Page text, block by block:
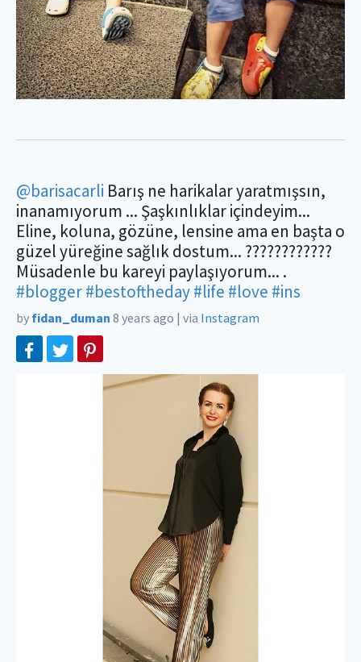
@barisacarli Barış ne harikalar yaratmışsın,
inanamıyorum ... Şaşkınlıklar içindeyim...
Eline, koluna, gözüne, lensine ama en başta o
güzel yüreğine sağlık dostum... ????????????
Müsadenle bu kareyi paylaşıyorum... .
#blogger#bestoftheday#life #love #ins
by fidan_duman 8 years ago | via Instagram